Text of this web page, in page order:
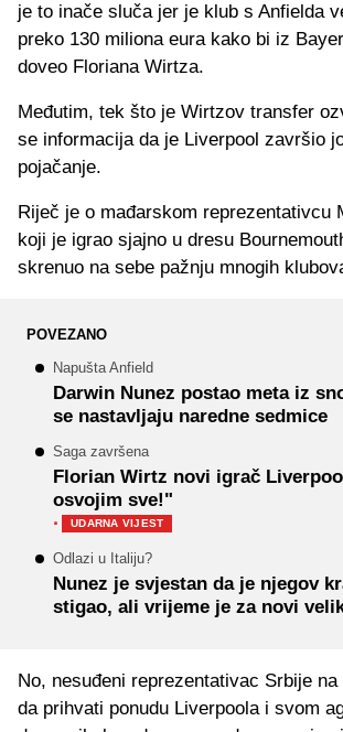
je to inače sluča jer je klub s Anfielda
preko 130 miliona eura kako bi iz
doveo Floriana Wirtza.
Međutim, tek što je Wirtzov transfer
se informacija da je Liverpool završio
pojačanje.
Riječ je o mađarskom reprezentativcu
koji je igrao sjajno u dresu
skrenuo na sebe pažnju mnogih
POVEZANO
Napušta Anfield
Darwin Nunez postao meta iz
se nastavljaju naredne sedmice
Saga završena
Florian Wirtz novi igrač
osvojim sve!"
· UDARNA VIJEST
Odlazi u Italiju?
Nunez je svjestan da je njegov
stigao, ali vrijeme je za novi
No, nesuđeni reprezentativac Srbije
da prihvati ponudu Liverpoola i svom